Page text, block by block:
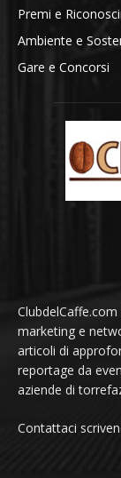
Premi e
Ambiente e
Gare e Concorsi
marketing e
articoli di
reportage da
aziende di
Contattaci